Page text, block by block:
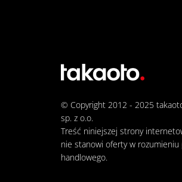
© Copyright 2012 - 2025
sp. z o.o.
Treść niniejszej strony
nie stanowi oferty w rozumieniu
handlowego.